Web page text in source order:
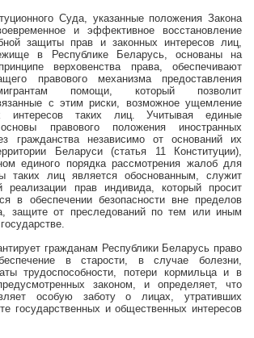
Суда, указанные положения Закона
и эффективное восстановление
защиты прав и законных интересов лиц,
в Республике Беларусь, основаны на
верховенства права, обеспечивают
правового механизма предоставления
помощи, который позволит
с этим риски, возможное ущемление
интересов таких лиц. Учитывая единые
основы правового положения иностранных
гражданства независимо от оснований их
Беларуси (статья 11 Конституции),
единого порядка рассмотрения жалоб для
таких лиц является обоснованным, служит
реализации прав индивида, который просит
в обеспечении безопасности вне пределов
защите от преследований по тем или иным
гражданам Республики Беларусь право
в старости, в случае болезни,
трудоспособности, потери кормильца и в
законом, и определяет, что
особую заботу о лицах, утративших
государственных и общественных интересов